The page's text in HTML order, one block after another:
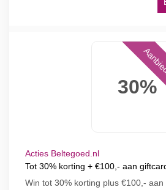
30%
Acties Beltegoed.nl
Tot 30% korting + €100,- aan
Win tot 30% korting plus €100,-